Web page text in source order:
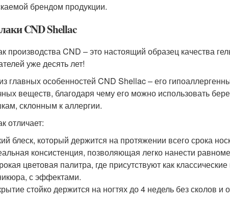
брендом продукции.
CND Shellac
производства CND – это настоящий образец качества
уже десять лет!
главных особенностей CND Shellac – его
веществ, благодаря чему его можно использовать
склонным к аллергии.
отличает:
блеск, который держится на протяжении всего срока
консистенция, позволяющая легко нанести
цветовая палитра, где присутствуют как
с эффектами.
стойко держится на ногтях до 4 недель без сколов и